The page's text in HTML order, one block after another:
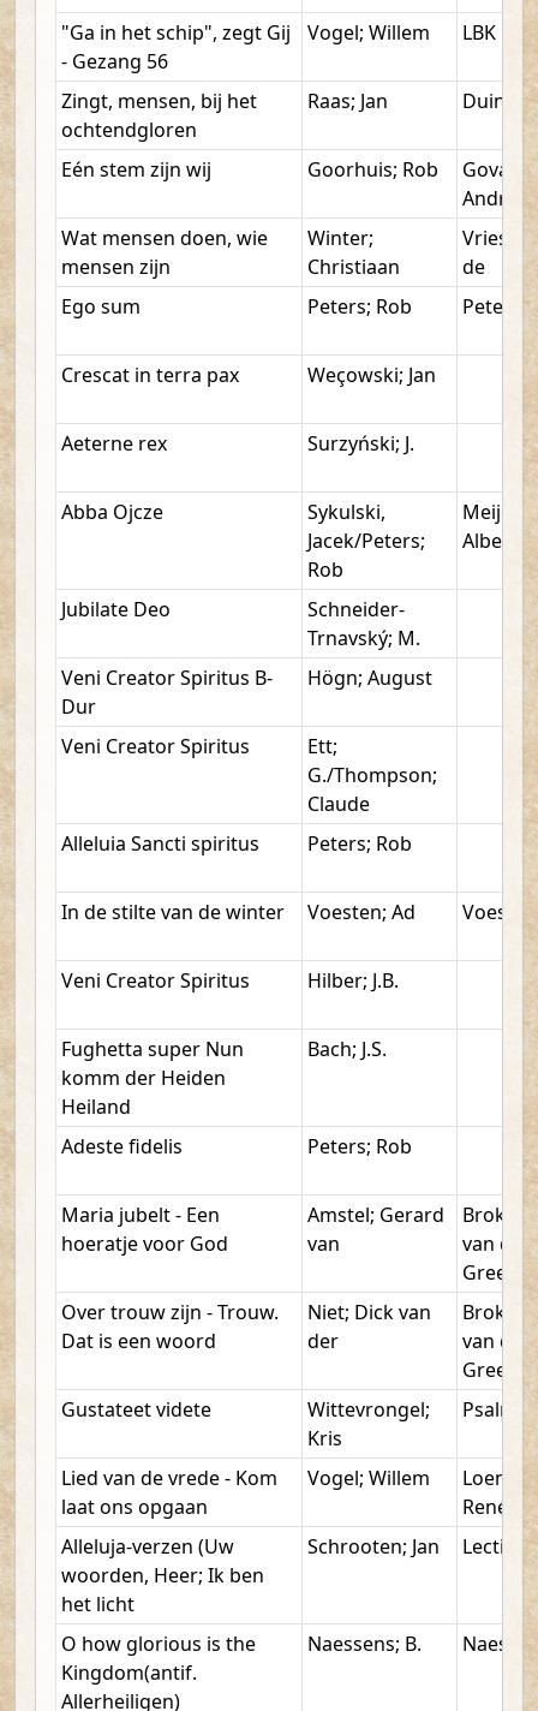
"Ga in het schip", zegt Gij
- Gezang 56
Vogel; Willem LBK
Zingt, mensen, bij het
ochtendgloren
Raas; Jan Duin;
Eén stem zijn wij Goorhuis; Rob
Andries
Wat mensen doen, wie
mensen zijn
Winter;
Christiaan
Vries;
de
Ego sum
Peters; Rob Peters;
Crescat in terra pax Weçowski; Jan
Aeterne rex Surzyński; J.
Abba Ojcze
Sykulski,
Jacek/Peters;
Rob
Meijers;
Albert
Jubilate Deo
Schneider-
Trnavský; M.
Veni Creator Spiritus B-
Dur
Högn; August
Veni Creator Spiritus
Ett;
G./Thompson;
Claude
Alleluia Sancti spiritus
Peters; Rob
In de stilte van de winter Voesten; Ad
Veni Creator Spiritus Hilber; J.B.
Fughetta super Nun
komm der Heiden
Heiland
Bach; J.S.
Adeste fidelis Peters; Rob
Maria jubelt - Een
hoeratje voor God
Amstel; Gerard
van
van der
Greet
Over trouw zijn - Trouw.
Dat is een woord
Niet; Dick van
der
van der
Greet
Gustateet videte
Wittevrongel;
Kris
Psalm
Lied van de vrede - Kom
laat ons opgaan
Vogel; Willem
Loenen;
René
Alleluja-verzen (Uw
woorden, Heer; Ik ben
het licht
Schrooten; Jan
O how glorious is the
Kingdom(antif.
Allerheiligen)
Naessens; B.